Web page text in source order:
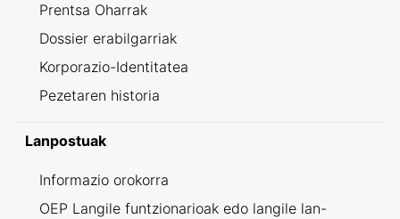
Prentsa Oharrak
Dossier erabilgarriak
Korporazio-Identitatea
Pezetaren historia
Lanpostuak
Informazio orokorra
OEP Langile funtzionarioak edo langile lan-